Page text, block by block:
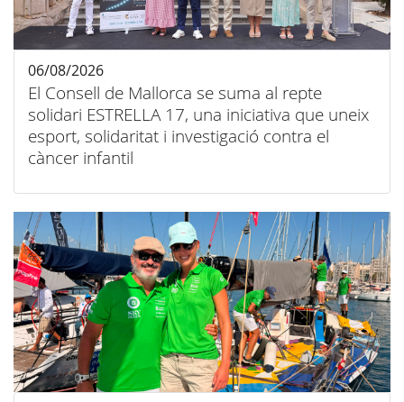
El Consell de Mallorca se suma al repte
solidari ESTRELLA 17, una iniciativa que uneix
esport, solidaritat i investigació contra el
càncer infantil
06/08/2026